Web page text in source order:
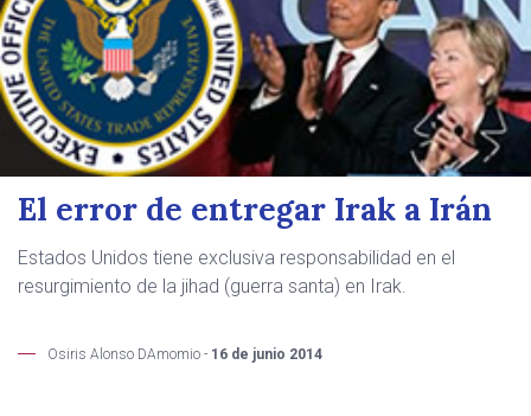
El error de entregar Irak a Irán
Estados Unidos tiene exclusiva responsabilidad en el
resurgimiento de la jihad (guerra santa) en Irak.
Osiris Alonso DAmomio - 16 de junio 2014